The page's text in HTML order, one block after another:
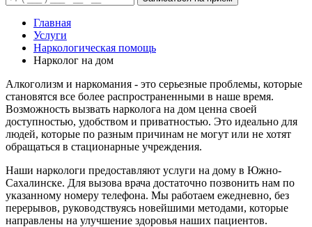
Главная
Услуги
Наркологическая помощь
Нарколог на дом
Алкоголизм и наркомания - это серьезные проблемы, которые
становятся все более распространенными в наше время.
Возможность вызвать нарколога на дом ценна своей
доступностью, удобством и приватностью. Это идеально для
людей, которые по разным причинам не могут или не хотят
обращаться в стационарные учреждения.
Наши наркологи предоставляют услуги на дому в Южно-
Сахалинске. Для вызова врача достаточно позвонить нам по
указанному номеру телефона. Мы работаем ежедневно, без
перерывов, руководствуясь новейшими методами, которые
направлены на улучшение здоровья наших пациентов.